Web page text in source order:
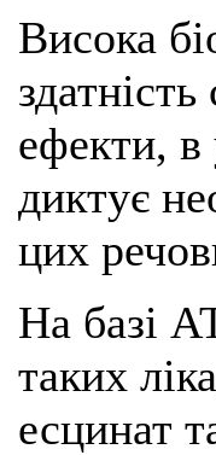
Висока
ефекти, в
диктує
цих
На базі
таких
есцинат